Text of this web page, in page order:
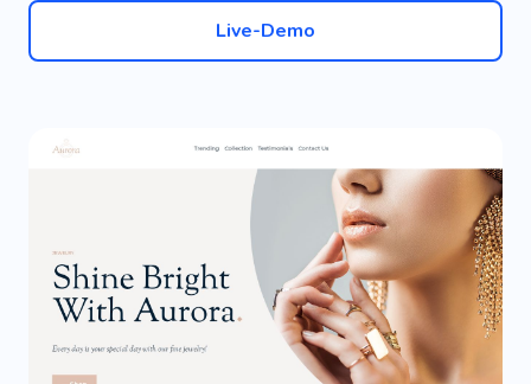
Live-Demo